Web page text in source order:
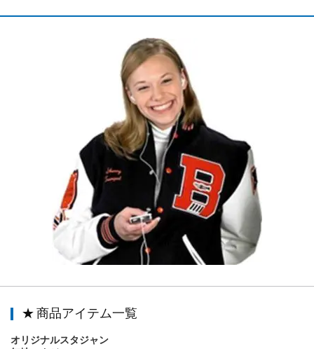
★ 商品アイテム一覧
オリジナルスタジャン